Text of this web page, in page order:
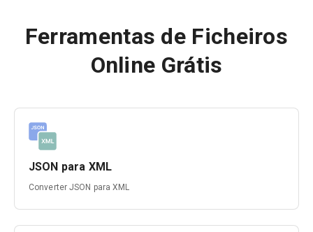
Ferramentas de Ficheiros
Online Grátis
JSON para XML
Converter JSON para XML